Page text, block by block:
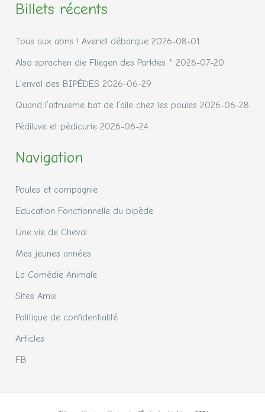
Billets récents
Tous aux abris ! Averell débarque 2026-08-01
Also sprachen die Fliegen des Parktes * 2026-07-20
L’envol des BIPÈDES 2026-06-29
Quand l’altruisme bat de l’aile chez les poules 2026-06-28
Pédiluve et pédicurie 2026-06-24
Navigation
Poules et compagnie
Education Fonctionnelle du bipède
Une vie de Cheval
Mes jeunes années
La Comédie Animale
Sites Amis
Politique de confidentialité
Articles
FB